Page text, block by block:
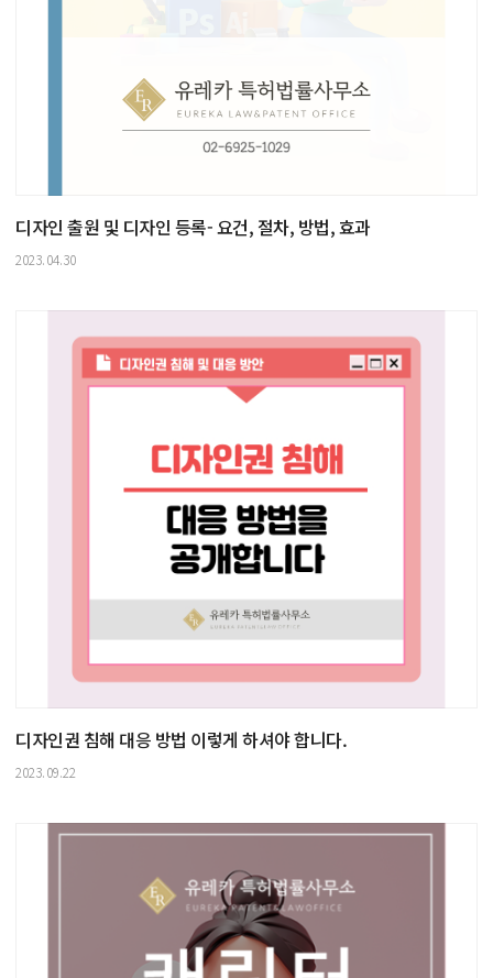
디자인 출원 및 디자인 등록- 요건, 절차, 방법, 효과
2023.04.30
디자인권 침해 대응 방법 이렇게 하셔야 합니다.
2023.09.22